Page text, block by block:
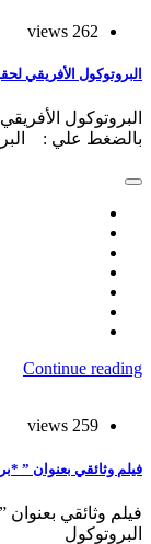
262 views
البروتوكول الأفريقي
البروتوكول
بالضغط علي :
Continue reading
259 views
فيلم وثائقي بعنوان ”
فيلم وثائقي
البروتوكول